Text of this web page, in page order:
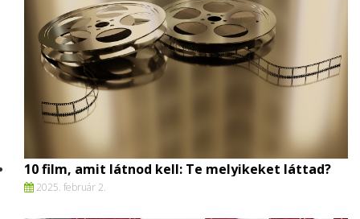
10 film, amit látnod kell: Te melyikeket láttad?
2025. február 2.